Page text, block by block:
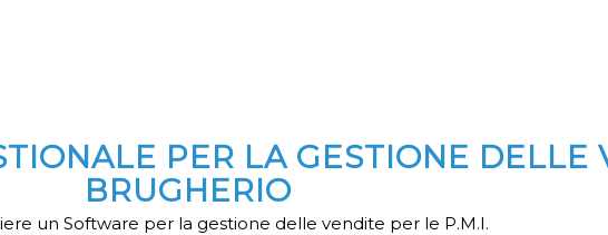
PER LA GESTIONE DELLE
BRUGHERIO
un Software per la gestione delle vendite per le P.M.I.